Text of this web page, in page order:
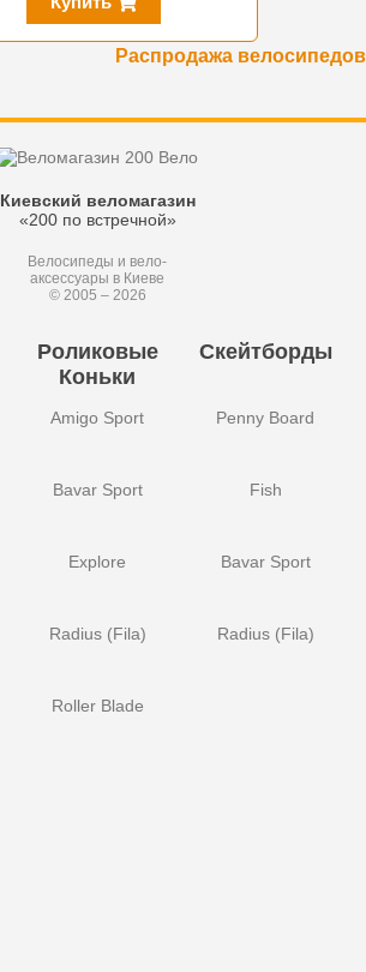
Распродажа велосипедов
Киевский веломагазин
«200 по встречной»
Велосипеды и вело-
аксессуары в Киеве
© 2005 – 2026
Роликовые
Коньки
Amigo Sport
Bavar Sport
Explore
Radius (Fila)
Roller Blade
Скейтборды
Penny Board
Fish
Bavar Sport
Radius (Fila)